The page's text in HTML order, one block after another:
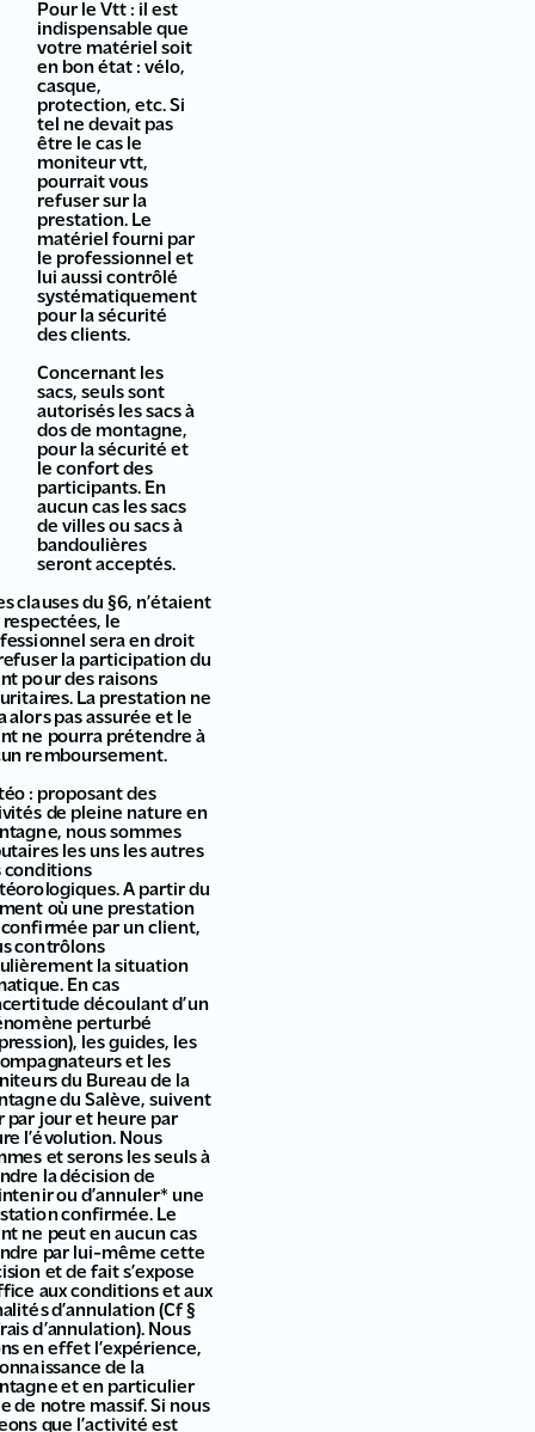
Pour le Vtt : il est
indispensable que
votre matériel soit
en bon état : vélo,
casque,
protection, etc. Si
tel ne devait pas
être le cas le
moniteur vtt,
pourrait vous
refuser sur la
prestation. Le
matériel fourni par
le professionnel et
lui aussi contrôlé
systématiquement
pour la sécurité
des clients.
Concernant les
sacs, seuls sont
autorisés les sacs à
dos de montagne,
pour la sécurité et
le confort des
participants. En
aucun cas les sacs
de villes ou sacs à
bandoulières
seront acceptés.
clauses du §6, n’étaient
respectées, le
sera en droit
la participation du
pour des raisons
La prestation ne
alors pas assurée et le
ne pourra prétendre à
remboursement.
: proposant des
de pleine nature en
nous sommes
les uns les autres
conditions
A partir du
où une prestation
par un client,
contrôlons
la situation
En cas
découlant d’un
perturbé
les guides, les
et les
du Bureau de la
du Salève, suivent
par jour et heure par
l’évolution. Nous
et serons les seuls à
la décision de
ou d’annuler* une
confirmée. Le
ne peut en aucun cas
par lui-même cette
et de fait s’expose
aux conditions et aux
d’annulation (Cf §
d’annulation). Nous
en effet l’expérience,
de la
et en particulier
de notre massif. Si nous
que l’activité est